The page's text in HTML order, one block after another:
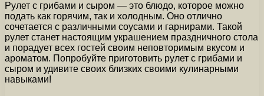
Рулет с грибами и сыром — это блюдо, которое можно
подать как горячим, так и холодным. Оно отлично
сочетается с различными соусами и гарнирами. Такой
рулет станет настоящим украшением праздничного стола
и порадует всех гостей своим неповторимым вкусом и
ароматом. Попробуйте приготовить рулет с грибами и
сыром и удивите своих близких своими кулинарными
навыками!